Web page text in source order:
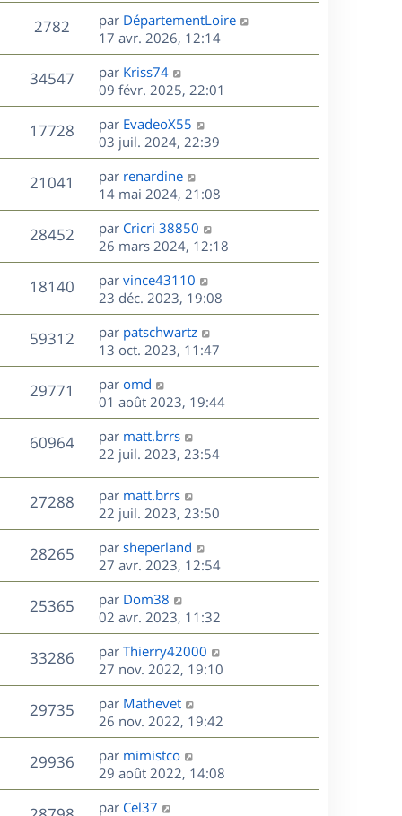
u
e
s
n
i
e
r
m
e
s
s
a
g
e
2782V
u
e
s
D
e
r
n
i
e
r
m
e
s
s
a
g
e
par DépartementLoire
17 avr. 2026, 12:14
34547V
u
e
D
e
r
n
i
e
r
m
e
s
s
a
g
e
par Kriss74
09 févr. 2025, 22:01
17728V
u
s
D
e
r
n
i
e
r
m
e
s
s
a
g
e
par EvadeoX55
03 juil. 2024, 22:39
21041
u
e
s
D
e
r
n
i
e
r
m
e
s
s
a
g
e
par renardine
14 mai 2024, 21:08
28452V
u
s
D
e
r
n
i
e
r
m
e
s
s
a
g
e
par Cricri 38850
26 mars 2024, 12:18
18140V
u
e
D
e
r
n
i
e
r
m
e
s
s
a
g
e
par vince43110
23 déc. 2023, 19:08
59312V
u
D
e
r
n
i
e
r
m
e
s
s
a
g
e
par patschwartz
13 oct. 2023, 11:47
29771
u
D
e
r
n
i
e
r
m
e
s
s
a
g
e
par omd
01 août 2023, 19:44
60964V
u
e
D
e
n
i
e
r
m
e
s
s
a
g
e
par matt.brrs
22 juil. 2023, 23:54
27288V
u
D
e
r
n
i
e
r
m
e
s
s
a
g
e
par matt.brrs
22 juil. 2023, 23:50
28265V
u
D
e
r
n
i
e
r
m
e
s
s
a
g
e
par sheperland
27 avr. 2023, 12:54
25365V
u
e
D
e
r
n
i
e
r
m
e
s
s
a
par Dom38
02 avr. 2023, 11:32
33286V
u
D
e
r
n
i
e
r
m
e
s
par Thierry42000
27 nov. 2022, 19:10
29735V
u
e
s
D
e
r
n
i
e
r
par Mathevet
26 nov. 2022, 19:42
29936V
u
D
e
r
n
par mimistco
29 août 2022, 14:08
D
par Cel37